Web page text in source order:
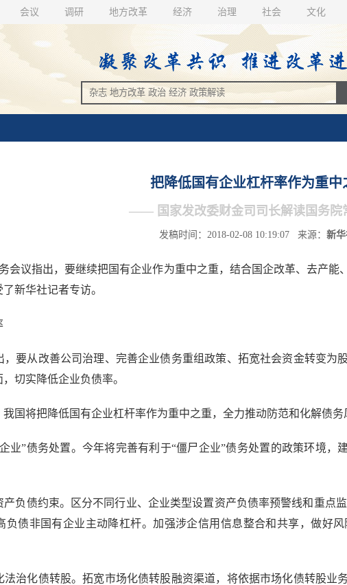
会议 调研 地方改革 经济 治理 社会 文化
把降低国有企业杠杆率作为重中
—— 国家发改委财金司司长解读国务院
发稿时间：2018-02-08 10:19:07 来源： 新
议指出，要继续把国有企业作为重中之重，结合国企改革、去产能
新华社记者专访。
从改善公司治理、完善企业债务重组政策、拓宽社会资金转变为
切实降低企业负债率。
将把降低国有企业杠杆率作为重中之重，全力推动防范和化解债务
”债务处置。今年将完善有利于“僵尸企业”债务处置的政策环境，
债约束。区分不同行业、企业类型设置资产负债率预警线和重点
负债非国有企业主动降杠杆。加强涉企信用信息整合和共享，做好
化债转股。拓宽市场化债转股融资渠道，将依据市场化债转股业